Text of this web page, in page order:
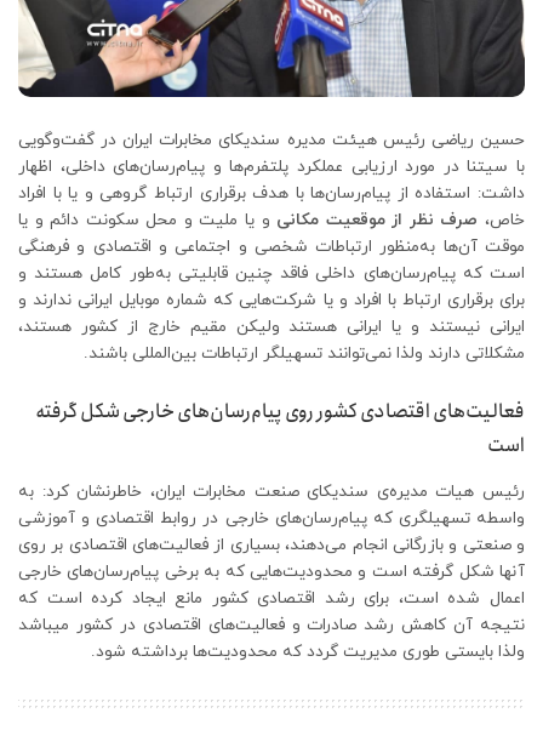
حسین ریاضی رئیس هیئت مدیره سندیکای مخابرات ایران در گفت‌وگویی
با سیتنا در مورد ارزیابی عملکرد پلتفرم‌ها و پیام‌رسان‌های داخلی، اظهار
داشت: استفاده از پیام‌رسان‌ها با هدف برقراری ارتباط گروهی و یا با افراد
خاص، صرف نظر از موقعیت مکانی و یا ملیت و محل سکونت دائم و یا
موقت آن‌ها به‌منظور ارتباطات شخصی و اجتماعی و اقتصادی و فرهنگی
است که پیام‌رسان‌های داخلی فاقد چنین قابلیتی به‌طور کامل هستند و
برای برقراری ارتباط با افراد و یا شرکت‌هایی که شماره موبایل ایرانی ندارند و
ایرانی نیستند و یا ایرانی هستند ولیکن مقیم خارج از کشور هستند،
مشکلاتی دارند ولذا نمی‌توانند تسهیلگر ارتباطات بین‌المللی باشند.
فعالیت‌های اقتصادی کشور روی پیام‌رسان‌های خارجی شکل گرفته
است
رئیس هیات مدیره‌ی سندیکای صنعت مخابرات ایران، خاطرنشان کرد: به
واسطه تسهیلگری که پیام‌رسان‌های خارجی در روابط اقتصادی و آموزشی
و صنعتی و بازرگانی انجام می‌دهند، بسیاری از فعالیت‌های اقتصادی بر روی
آنها شکل گرفته است و محدودیت‌هایی که به برخی پیام‌رسان‌های خارجی
اعمال شده است، برای رشد اقتصادی کشور مانع ایجاد کرده است که
نتیجه آن کاهش رشد صادرات و فعالیت‌های اقتصادی در کشور میباشد
ولذا بایستی طوری مدیریت گردد که محدودیت‌ها برداشته شود.